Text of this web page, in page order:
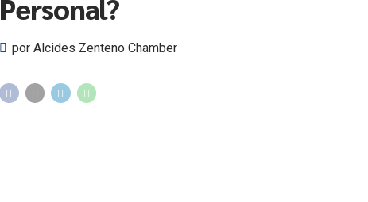
Personal?
por Alcides Zenteno Chamber